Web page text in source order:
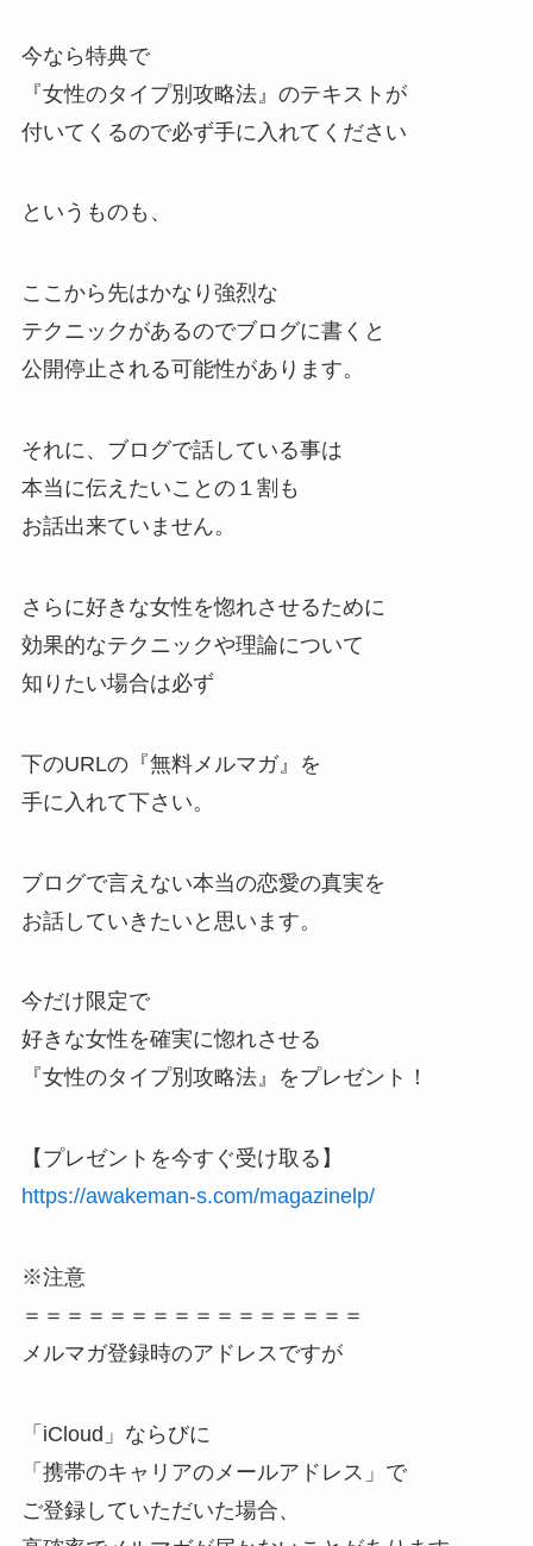
今なら特典で
『女性のタイプ別攻略法』のテキストが
付いてくるので必ず手に入れてください
というものも、
ここから先はかなり強烈な
テクニックがあるのでブログに書くと
公開停止される可能性があります。
それに、ブログで話している事は
本当に伝えたいことの１割も
お話出来ていません。
さらに好きな女性を惚れさせるために
効果的なテクニックや理論について
知りたい場合は必ず
下のURLの『無料メルマガ』を
手に入れて下さい。
ブログで言えない本当の恋愛の真実を
お話していきたいと思います。
今だけ限定で
好きな女性を確実に惚れさせる
『女性のタイプ別攻略法』をプレゼント！
【プレゼントを今すぐ受け取る】
https://awakeman-s.com/magazinelp/
※注意
＝＝＝＝＝＝＝＝＝＝＝＝＝＝＝＝
メルマガ登録時のアドレスですが
「iCloud」ならびに
「携帯のキャリアのメールアドレス」で
ご登録していただいた場合、